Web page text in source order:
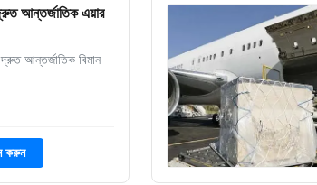
আন্তর্জাতিক এয়ার
আন্তর্জাতিক বিমান
করুন